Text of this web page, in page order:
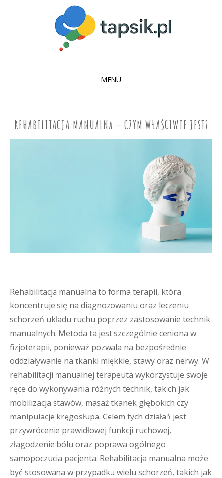
MENU
CONTENT
REHABILITACJA MANUALNA – CZYM WŁAŚCIWIE JEST?
Rehabilitacja manualna to forma terapii, która
koncentruje się na diagnozowaniu oraz leczeniu
schorzeń układu ruchu poprzez zastosowanie technik
manualnych. Metoda ta jest szczególnie ceniona w
fizjoterapii, ponieważ pozwala na bezpośrednie
oddziaływanie na tkanki miękkie, stawy oraz nerwy. W
rehabilitacji manualnej terapeuta wykorzystuje swoje
ręce do wykonywania różnych technik, takich jak
mobilizacja stawów, masaż tkanek głębokich czy
manipulacje kręgosłupa. Celem tych działań jest
przywrócenie prawidłowej funkcji ruchowej,
złagodzenie bólu oraz poprawa ogólnego
samopoczucia pacjenta. Rehabilitacja manualna może
być stosowana w przypadku wielu schorzeń, takich jak